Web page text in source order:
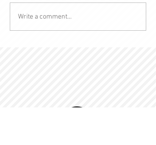
Write a comment...